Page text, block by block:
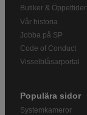
Butiker & Öppettider
Vår historia
Jobba på SP
Code of Conduct
Visselblåsarportal
Populära sidor
Systemkameror